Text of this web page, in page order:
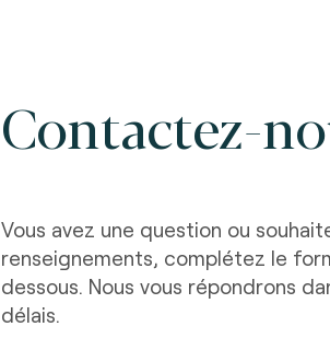
Contactez-
Vous avez une question ou
renseignements, complétez le
dessous. Nous vous répondrons
délais.